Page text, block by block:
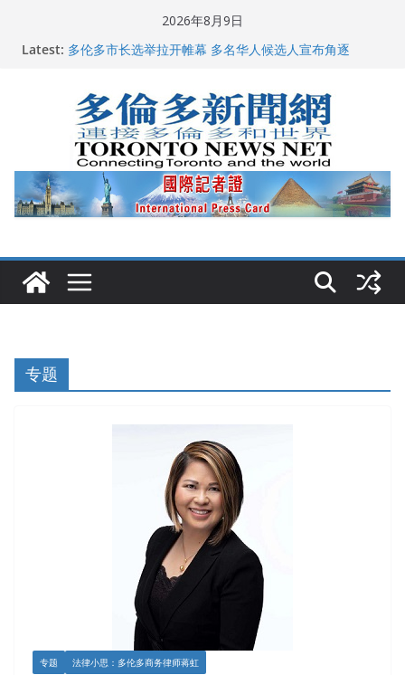
2026年8月9日
Latest: 龚晓华参加多伦多骄傲大游行 与市民分享竞选理念
特朗普称加拿大“不友善”并批评其领导层 卡尼：谈判事
关加拿大就业
2026加拿大青少年儿童绘画比赛颁奖典礼多伦多举行
专题
专题 法律小思：多伦多商务律师蒋虹